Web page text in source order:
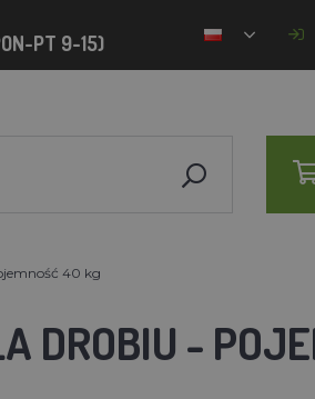
PT 9-15)
40 kg
DROBIU -